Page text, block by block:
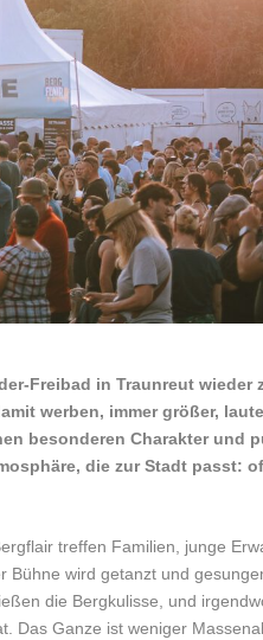
Freibad in Traunreut wieder
werben, immer größer,
besonderen Charakter und
die zur Stadt passt:
treffen Familien, junge
Bühne wird getanzt und
die Bergkulisse, und
Das Ganze ist weniger